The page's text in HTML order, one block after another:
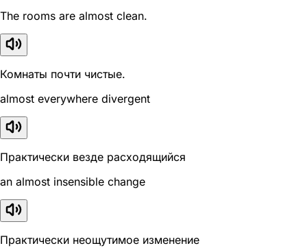
The rooms are almost clean.
Комнаты почти чистые.
almost everywhere divergent
Практически везде расходящийся
an almost insensible change
Практически неощутимое изменение